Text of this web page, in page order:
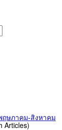
ษภาคม-สิงหาคม
Articles)